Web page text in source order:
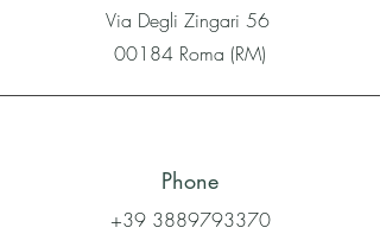
Via Degli Zingari 56
00184 Roma (RM)
Phone
+39 3889793370